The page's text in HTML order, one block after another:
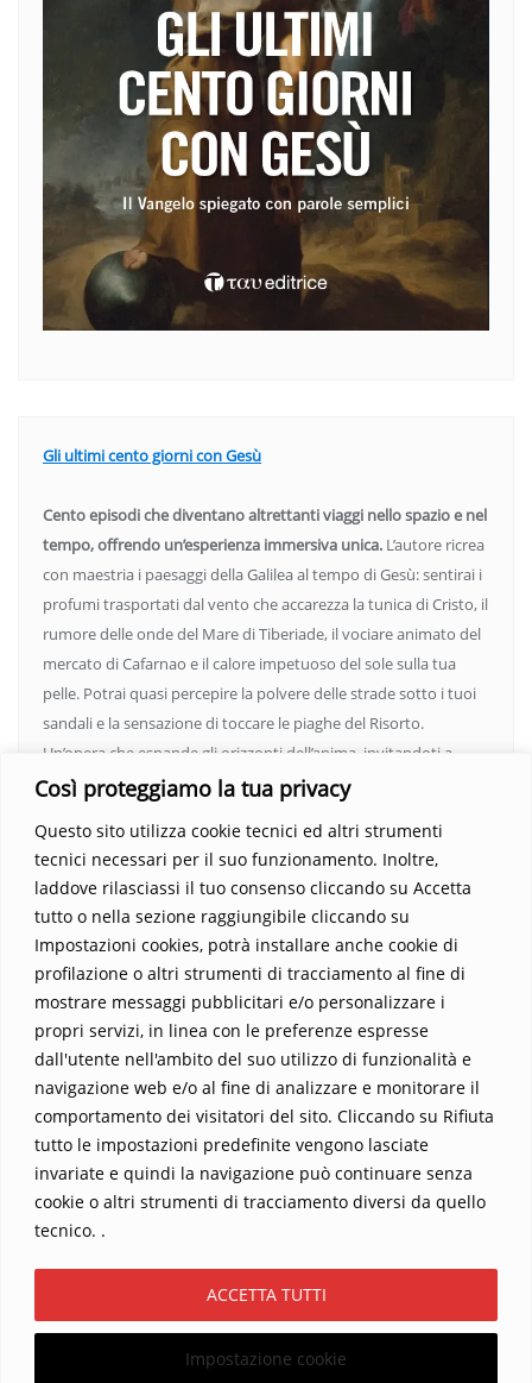
Così proteggiamo la tua privacy
Questo sito utilizza cookie tecnici ed altri strumenti
tecnici necessari per il suo funzionamento. Inoltre,
laddove rilasciassi il tuo consenso cliccando su Accetta
tutto o nella sezione raggiungibile cliccando su
Impostazioni cookies, potrà installare anche cookie di
profilazione o altri strumenti di tracciamento al fine di
mostrare messaggi pubblicitari e/o personalizzare i
propri servizi, in linea con le preferenze espresse
dall'utente nell'ambito del suo utilizzo di funzionalità e
navigazione web e/o al fine di analizzare e monitorare il
comportamento dei visitatori del sito. Cliccando su Rifiuta
tutto le impostazioni predefinite vengono lasciate
invariate e quindi la navigazione può continuare senza
cookie o altri strumenti di tracciamento diversi da quello
tecnico. .
Impostazione cookie
ACCETTA TUTTI
Gli ultimi cento giorni con Gesù
Cento episodi che diventano altrettanti viaggi nello spazio e nel
tempo, offrendo un’esperienza immersiva unica. L’autore ricrea
con maestria i paesaggi della Galilea al tempo di Gesù: sentirai i
profumi trasportati dal vento che accarezza la tunica di Cristo, il
rumore delle onde del Mare di Tiberiade, il vociare animato del
mercato di Cafarnao e il calore impetuoso del sole sulla tua
pelle. Potrai quasi percepire la polvere delle strade sotto i tuoi
sandali e la sensazione di toccare le piaghe del Risorto.
Un’opera che espande gli orizzonti dell’anima, invitandoti a
vedere oltre i confini del conosciuto. Scopri un mondo in cui
indimenticabile.Non perdere l’occasione di immergerti in
questo viaggio straordinario. Acquista il libro e lascia che la
Parola trasformi la tua vita
Home Contatti
Sostieni La Buona Parola – dona 5 €, 10 €, 25 €… il tuo contributo
I viaggi dell’anima
Catechesi
Informativa Privacy
Copyright ©2026 La buona Parola . All rights reserved.